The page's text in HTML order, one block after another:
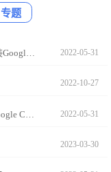
专题
如何在Ubuntu 19.10 Eoan Ermine Linux上安装Google Chrome? 2022-05-31
2022-10-27
2022-05-31
2023-03-30